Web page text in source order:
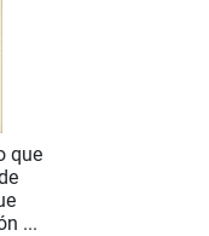
que
...